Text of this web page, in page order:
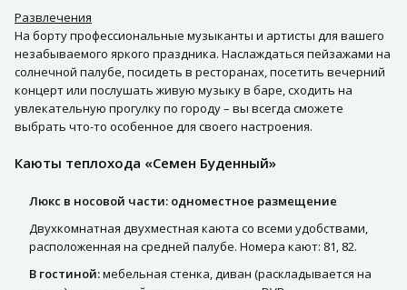
Развлечения
На борту профессиональные музыканты и артисты для вашего
незабываемого яркого праздника. Наслаждаться пейзажами на
солнечной палубе, посидеть в ресторанах, посетить вечерний
концерт или послушать живую музыку в баре, сходить на
увлекательную прогулку по городу – вы всегда сможете
выбрать что-то особенное для своего настроения.
Каюты теплохода «Семен Буденный»
Люкс в носовой части: одноместное размещение
Двухкомнатная двухместная каюта со всеми удобствами,
расположенная на средней палубе. Номера кают: 81, 82.
В гостиной:мебельная стенка, диван (раскладывается на